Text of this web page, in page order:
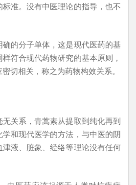
准。没有中医理论的指导，也不
的分子单体，这是现代医药的基
符合现代药物研究的基本原则，
切相关，称之为药物构效关系。
关系，青蒿素从提取到纯化再到
和现代医学的方法，与中医的阴
液、脏象、经络等理论没有任何